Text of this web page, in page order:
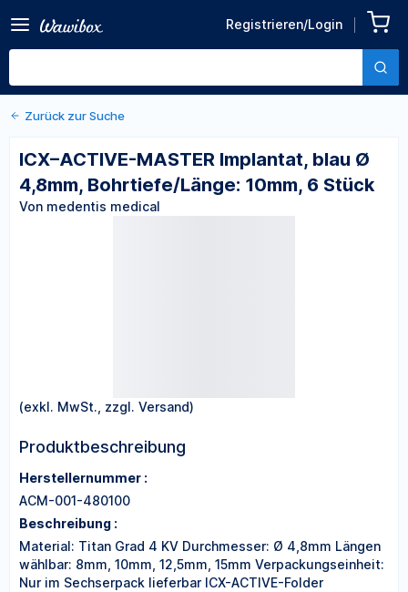
Registrieren/Login
Implantat, blau Ø 4,8mm,
Bohrtiefe/Länge: 10mm, 6
Von medentis medical
Zurück zu den Produktdetails
Zurück zur Suche
ICX–ACTIVE-MASTER Implantat, blau Ø
4,8mm, Bohrtiefe/Länge: 10mm, 6 Stück
Von medentis medical
(exkl. MwSt., zzgl. Versand)
Produktbeschreibung
Herstellernummer :
ACM-001-480100
Beschreibung :
Material: Titan Grad 4 KV Durchmesser: Ø 4,8mm Längen
wählbar: 8mm, 10mm, 12,5mm, 15mm Verpackungseinheit:
Nur im Sechserpack lieferbar ICX-ACTIVE-Folder